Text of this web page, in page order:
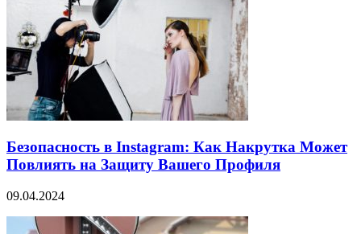
Безопасность в Instagram: Как Накрутка Может
Повлиять на Защиту Вашего Профиля
09.04.2024